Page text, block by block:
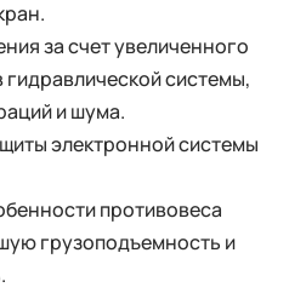
за счет увеличенного
системы,
и шума.
электронной системы
противовеса
грузоподъемность и